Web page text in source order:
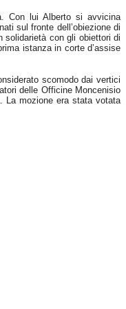
Con lui Alberto si avvicina
sul fronte dell’obiezione di
solidarietà con gli obiettori di
istanza in corte d’assise
scomodo dai vertici
delle Officine Moncenisio
La mozione era stata votata